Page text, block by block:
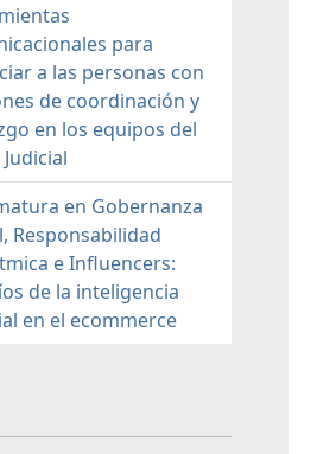
para
a las personas con
de coordinación y
en los equipos del
en Gobernanza
Responsabilidad
e Influencers:
de la inteligencia
en el ecommerce